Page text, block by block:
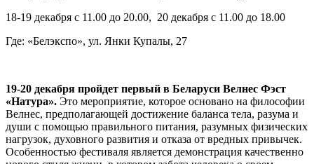
18-19 декабря с 11.00 до 20.00, 20 декабря с 11.00 до 18.00
Где: «Белэкспо», ул. Янки Купалы, 27
19-20 декабря пройдет первый в Беларуси Велнес Фэст
«Натура». Это мероприятие, которое основано на философии
Велнес, предполагающей достижение баланса тела, разума и
души с помощью правильного питания, разумных физических
нагрузок, духовного развития и отказа от вредных привычек.
Особенностью фестиваля является демонстрация качественно